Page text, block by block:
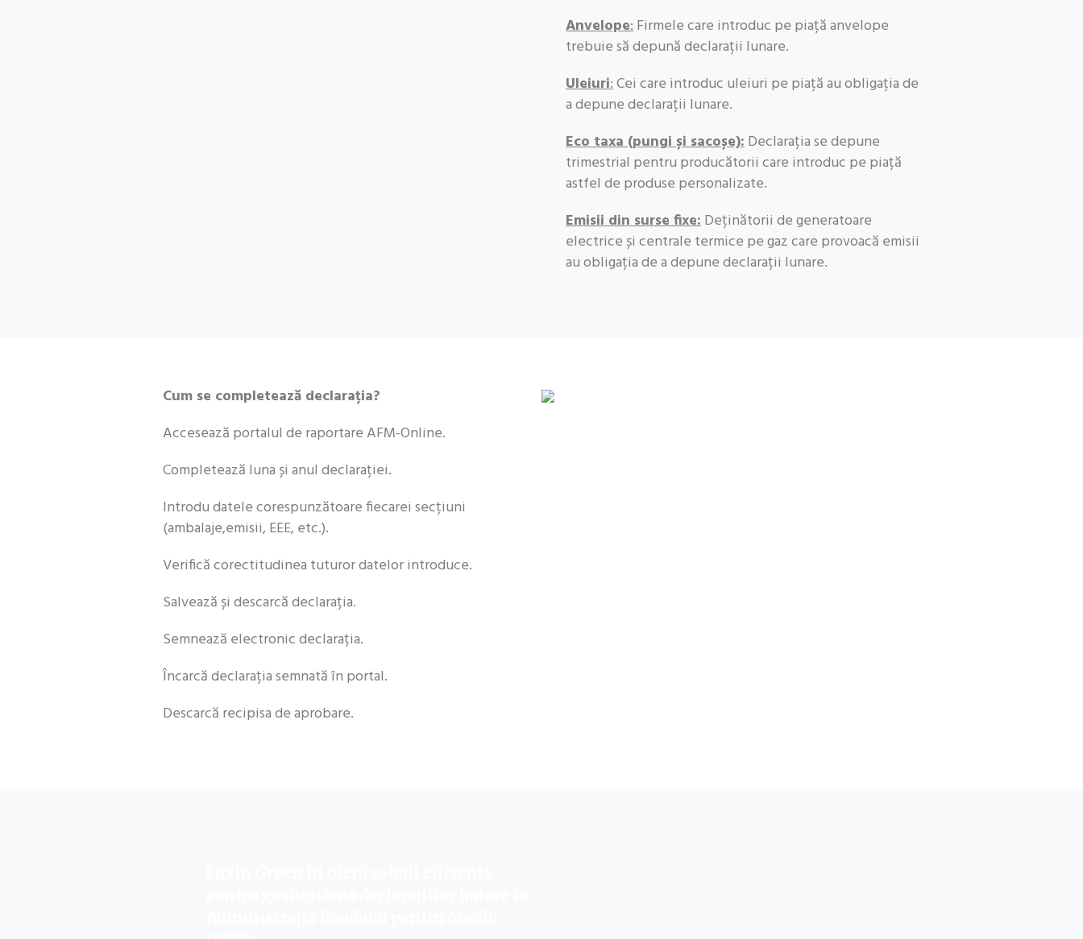
Anvelope:Firmele care introduc pe piață anvelope
trebuie să depună declarații lunare.
Uleiuri:Cei care introduc uleiuri pe piață au obligația de
a depune declarații lunare.
Eco taxa (pungi și sacoșe):Declarația se depune
trimestrial pentru producătorii care introduc pe piață
astfel de produse personalizate.
Emisii din surse fixe:Deținătorii de generatoare
electrice și centrale termice pe gaz care provoacă emisii
au obligația de a depune declarații lunare.
Cum se completează declarația?
Accesează portalul de raportare AFM-Online.
Completează luna și anul declarației.
Introdu datele corespunzătoare fiecarei secțiuni
(ambalaje,emisii, EEE, etc.).
Verifică corectitudinea tuturor datelor introduce.
Salvează și descarcă declarația.
Semnează electronic declarația.
Încarcă declarația semnată în portal.
Descarcă recipisa de aprobare.